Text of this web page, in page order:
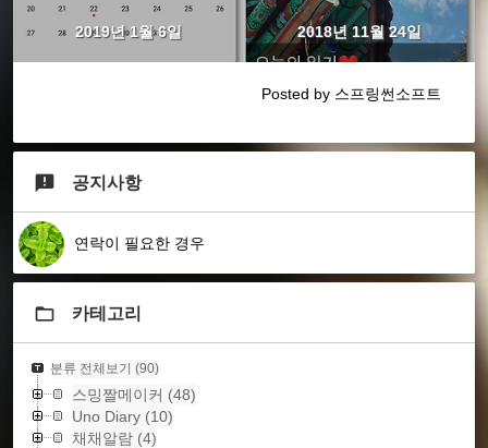
2019년 1월 6일 2018년 11월 24일
Posted by 스프링썬소프트
공지사항
연락이 필요한 경우
카테고리
분류 전체보기 (90)
스밍짤메이커 (48)
Uno Diary (10)
채채알람 (4)